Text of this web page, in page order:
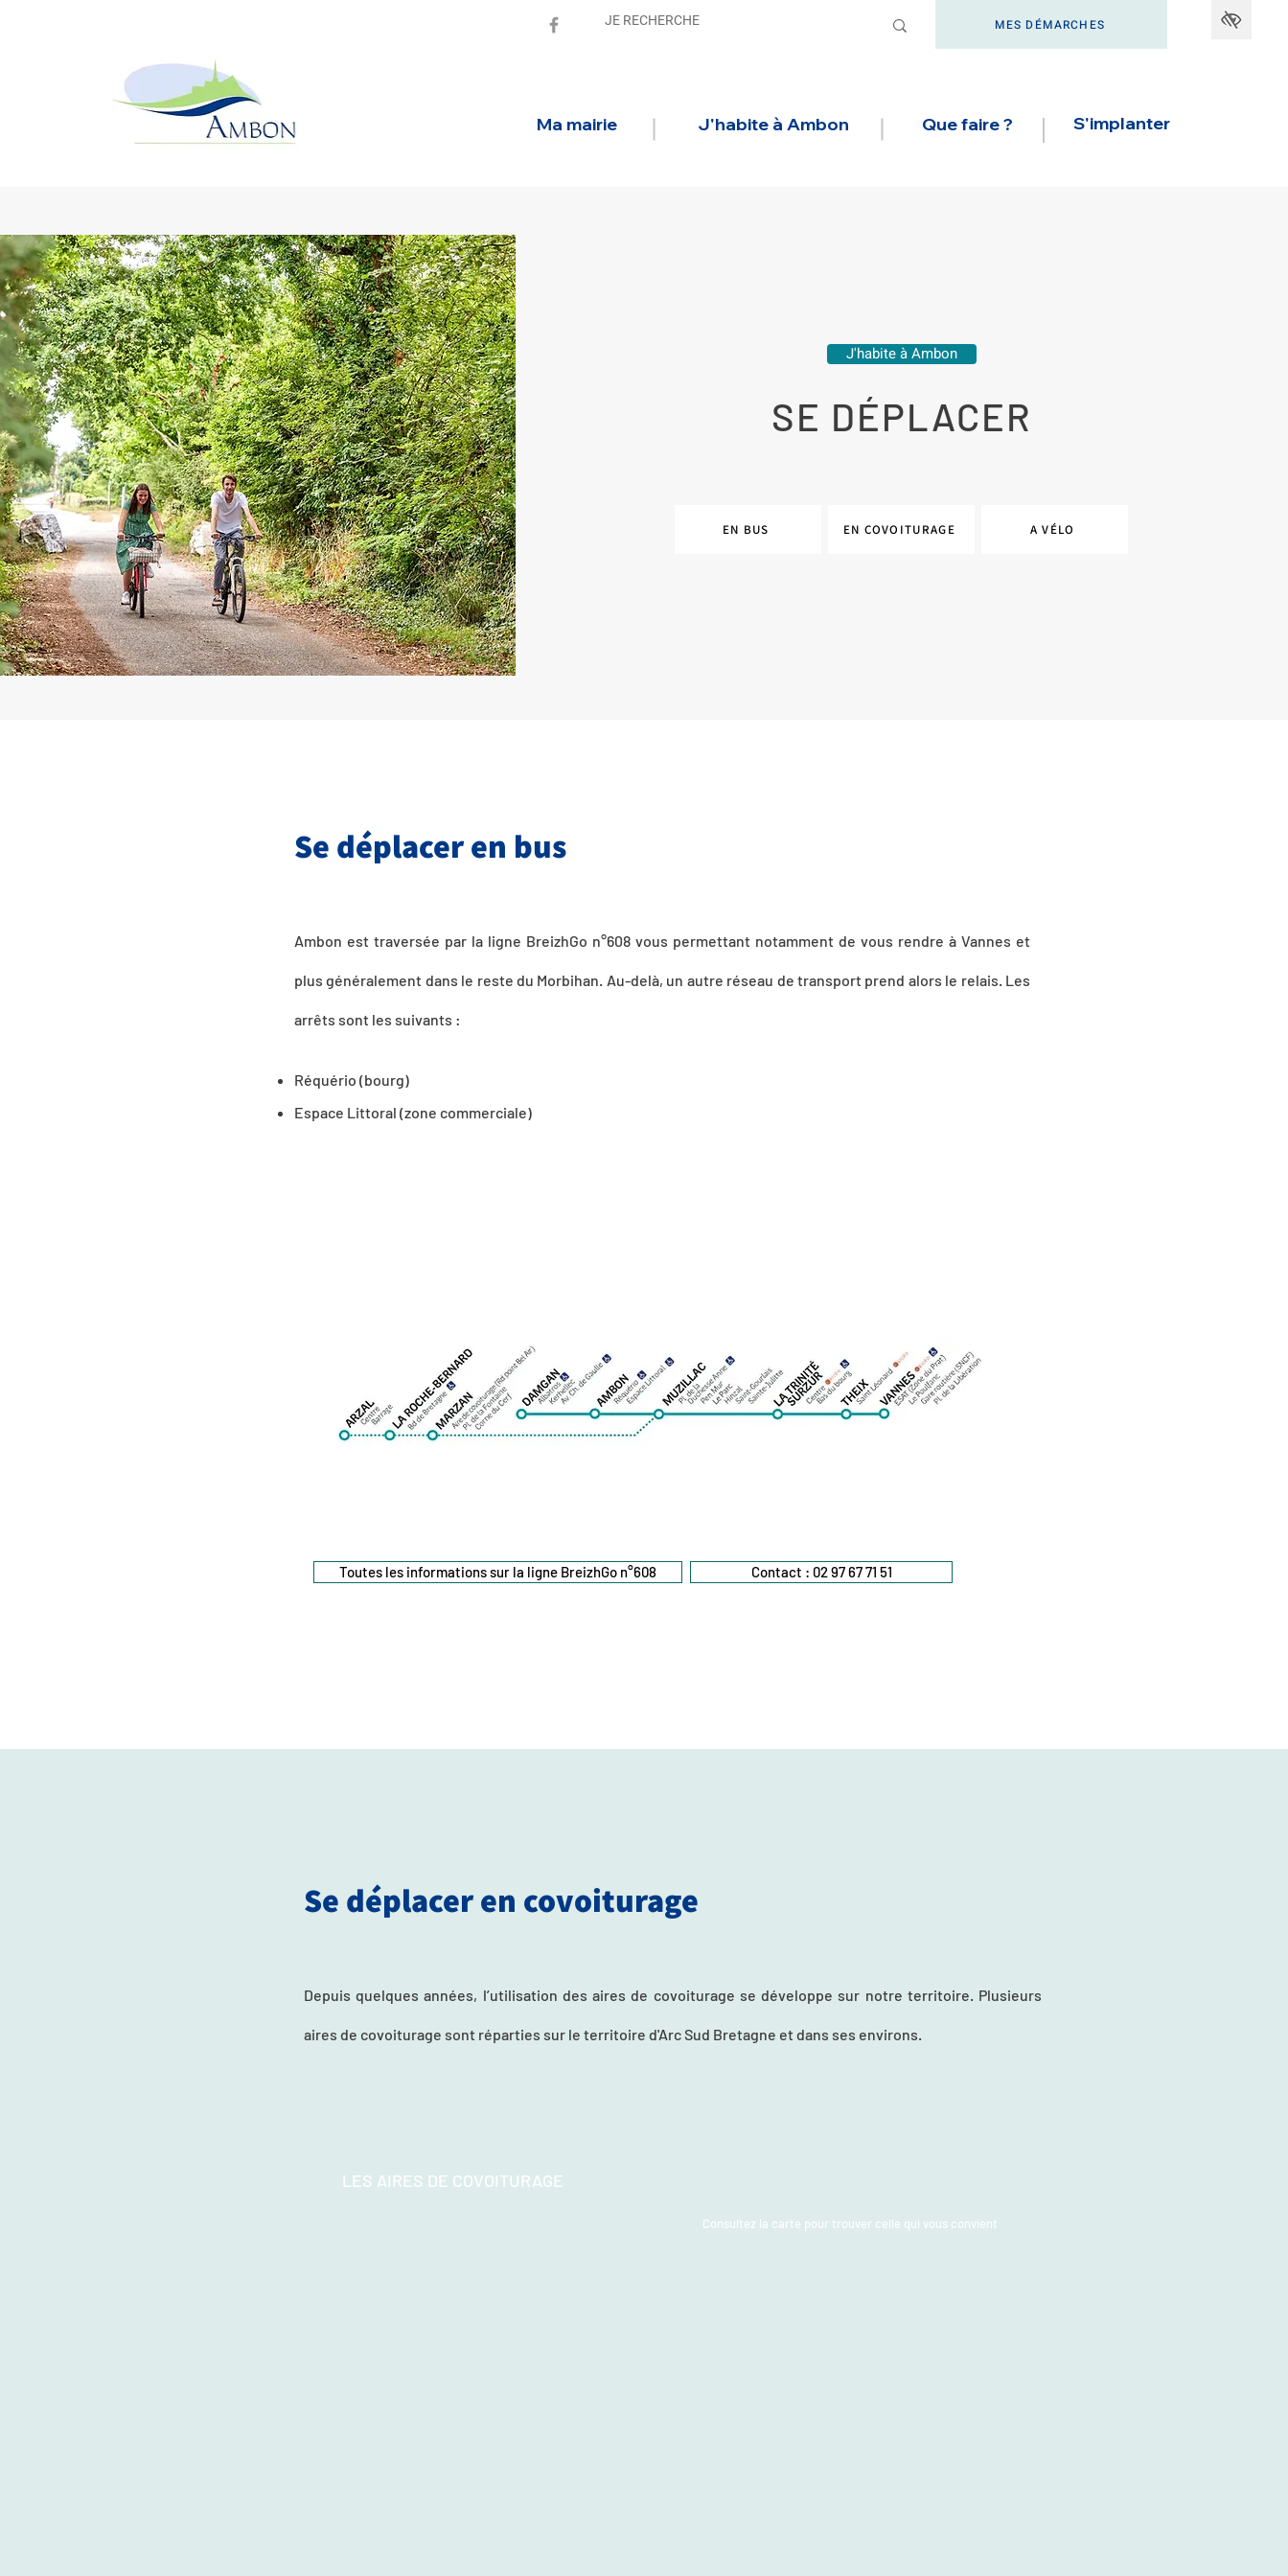
MES DÉMARCHES
Ma mairie J'habite à Ambon Que faire ? S'implanter
J'habite à Ambon
SE DÉPLACER
EN BUS EN COVOITURAGE A VÉLO
Se déplacer en bus
Ambon est traversée par la ligne BreizhGo n°608 vous permettant notamment de vous rendre à Vannes et
plus généralement dans le reste du Morbihan. Au-delà, un autre réseau de transport prend alors le relais. Les
arrêts sont les suivants :
Réquério (bourg)
Espace Littoral (zone commerciale)
Toutes les informations sur la ligne BreizhGo n°608 Contact : 02 97 67 71 51
Se déplacer en covoiturage
Depuis quelques années, l’utilisation des aires de covoiturage se développe sur notre territoire. Plusieurs
aires de covoiturage sont réparties sur le territoire d'Arc Sud Bretagne et dans ses environs.
LES AIRES DE COVOITURAGE
Consultez la carte pour trouver celle qui vous convient